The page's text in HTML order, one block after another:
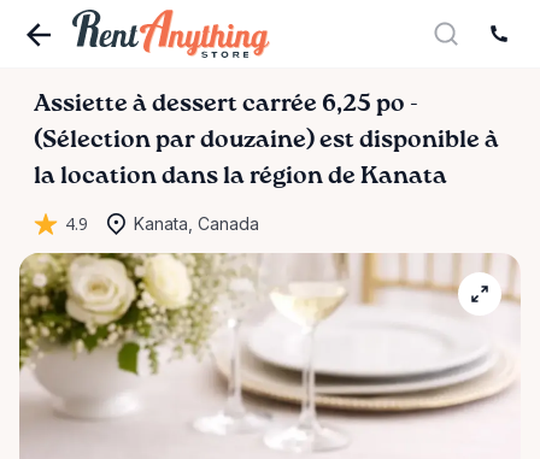
Assiette à dessert carrée 6​,​25 po -
(Sélection par douzaine) est disponible à
la location dans la région de Kanata
4.9 Kanata, Canada